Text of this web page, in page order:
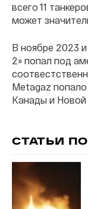
всего 11
может
В ноябре 2023
2» попал под
Metagaz
Канады и Новой
СТАТЬИ